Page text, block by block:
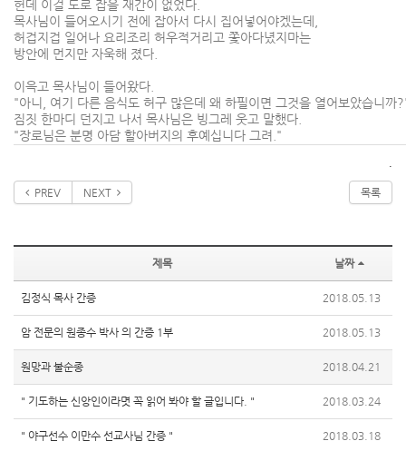
헌데 이걸 도로 잡을 재간이 없었다.
목사님이 들어오시기 전에 잡아서 다시 집어넣어야겠는데,
허겁지겁 일어나 요리조리 허우적거리고 쫓아다녔지마는
방안에 먼지만 자욱해 졌다.
이윽고 목사님이 들어왔다.
"아니, 여기 다른 음식도 허구 많은데 왜 하필이면 그것을 열어보았습니까
짐짓 한마디 던지고 나서 목사님은 빙그레 웃고 말했다.
"장로님은 분명 아담 할아버지의 후예십니다 그려."
.
PREV NEXT 목록
제목 날짜
김정식 목사 간증 2018.05.13
암 전문의 원종수 박사 의 간증 1부 2018.05.13
원망과 불순종 2018.04.21
" 기도하는 신앙인이라몃 꼭 읽어 봐야 할 글입니다. " 2018.03.24
" 야구선수 이만수 선교사님 간증 " 2018.03.18